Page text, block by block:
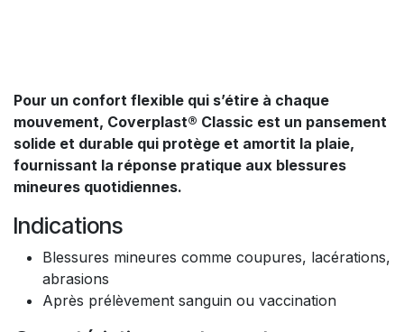
Pour un confort flexible qui s’étire à chaque
mouvement, Coverplast® Classic est un pansement
solide et durable qui protège et amortit la plaie,
fournissant la réponse pratique aux blessures
mineures quotidiennes.
Indications
Blessures mineures comme coupures, lacérations,
abrasions
Après prélèvement sanguin ou vaccination